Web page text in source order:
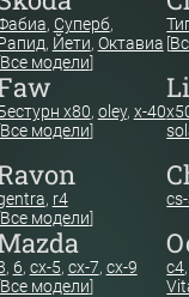
, Суперб,
, Йети, Октавиа
Все модели]
[
х80, oley, x-40
Все модели]
, r4
Все модели]
, 6, cx-5, cx-7, cx-9
Все модели]
c4